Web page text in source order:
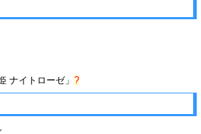
ナイトローゼ」 ?